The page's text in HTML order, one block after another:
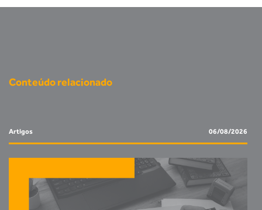
Conteúdo relacionado
Artigos 06/08/2026